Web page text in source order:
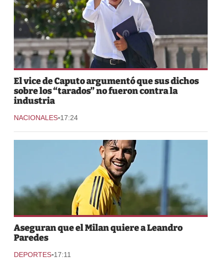
El vice de Caputo argumentó que sus dichos
sobre los “tarados” no fueron contra la
industria
NACIONALES-17:24
Aseguran que el Milan quiere a Leandro
Paredes
DEPORTES-17:11